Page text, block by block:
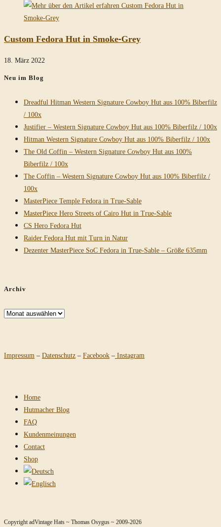
Custom Fedora Hut in Smoke-Grey
18. März 2022
Neu im Blog
Dreadful Hitman Western Signature Cowboy Hut aus 100% Biberfilz
/ 100x
Justifier – Western Signature Cowboy Hut aus 100% Biberfilz / 100x
Hitman Western Signature Cowboy Hut aus 100% Biberfilz / 100x
The Old Coffin – Western Signature Cowboy Hut aus 100%
Biberfilz / 100x
The Coffin – Western Signature Cowboy Hut aus 100% Biberfilz /
100x
MasterPiece Temple Fedora in True-Sable
MasterPiece Hero Streets of Cairo Hut in True-Sable
CS Hero Fedora Hut
Raider Fedora Hut mit Turn in Natur
Dezenter MasterPiece SoC Fedora in True-Sable – Größe 635mm
Archiv
Archiv
Impressum – Datenschutz – Facebook – Instagram
Home
Hutmacher Blog
FAQ
Kundenmeinungen
Contact
Shop
Copyright adVintage Hats ~ Thomas Osygus ~ 2009-2026